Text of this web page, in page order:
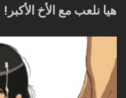
هيا نلعب مع الأخ الأكبر!